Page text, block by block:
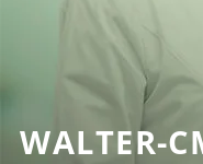
WALTER-